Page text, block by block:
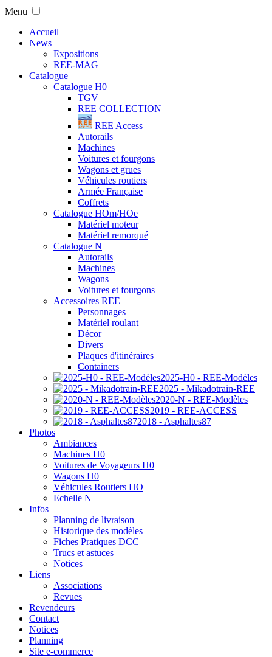
Menu
Accueil
News
Expositions
REE-MAG
Catalogue
Catalogue H0
TGV
REE COLLECTION
REE Access
Autorails
Machines
Voitures et fourgons
Wagons et grues
Véhicules routiers
Armée Française
Coffrets
Catalogue HOm/HOe
Matériel moteur
Matériel remorqué
Catalogue N
Autorails
Machines
Wagons
Voitures et fourgons
Accessoires REE
Personnages
Matériel roulant
Décor
Divers
Plaques d'itinéraires
Containers
2025-H0 - REE-Modèles
2025 - Mikadotrain-REE
2020-N - REE-Modèles
2019 - REE-ACCESS
2018 - Asphaltes87
Photos
Ambiances
Machines H0
Voitures de Voyageurs H0
Wagons H0
Véhicules Routiers HO
Echelle N
Infos
Planning de livraison
Historique des modèles
Fiches Pratiques DCC
Trucs et astuces
Notices
Liens
Associations
Revues
Revendeurs
Contact
Notices
Planning
Site e-commerce